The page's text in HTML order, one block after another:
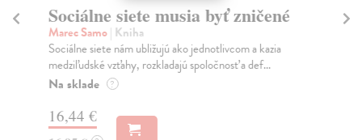
Sociálne siete musia byť zničené
Marec Samo| Kniha
Sociálne siete nám ubližujú ako jednotlivcom a kazia
medziľudské vzťahy, rozkladajú spoločnosť a def...
Na sklade ?
16,44 €